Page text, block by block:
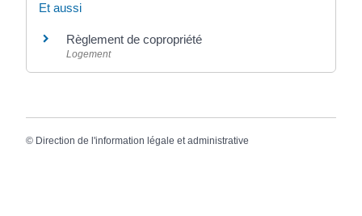
Et aussi
Règlement de copropriété
Logement
© Direction de l'information légale et administrative